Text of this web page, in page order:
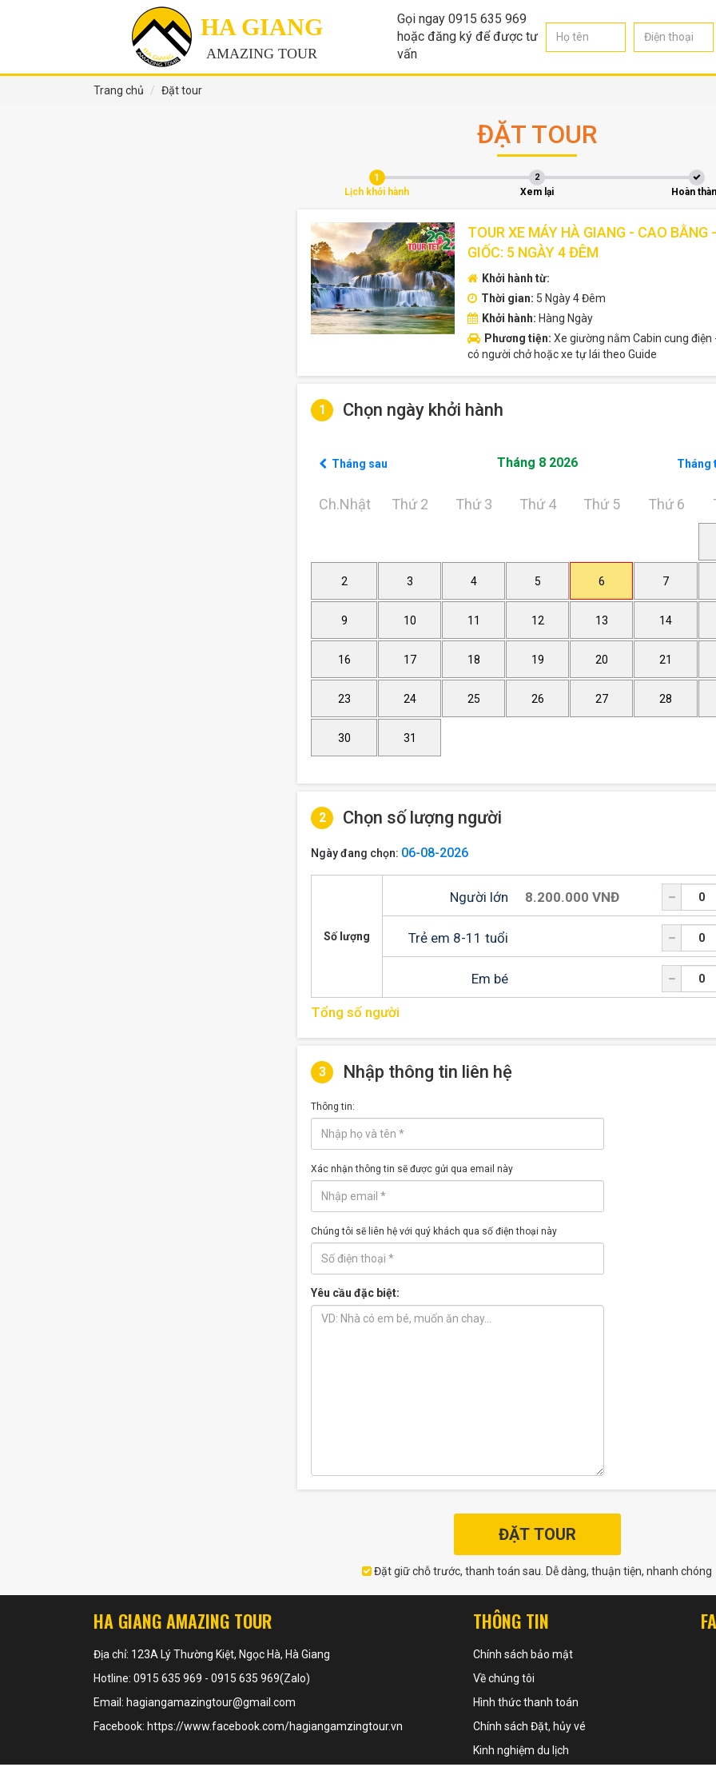
HA GIANG
AMAZING TOUR
Gọi ngay 0915 635 969
hoặc đăng ký để được tư
vấn
Trang chủ Đặt tour
ĐẶT TOUR
1
Lịch khởi hành
2
Xem lại Hoàn
TOUR XE MÁY HÀ GIANG - CAO BẰNG
GIỐC: 5 NGÀY 4 ĐÊM
Khởi hành từ:
Thời gian: 5 Ngày 4 Đêm
Khởi hành: Hàng Ngày
Phương tiện: Xe giường nằm Cabin cung điện
có người chở hoặc xe tự lái theo Guide
1 Chọn ngày khởi hành
Tháng 8 2026
Tháng sau
Ch.Nhật Thứ 2 Thứ 3 Thứ 4 Thứ 5 Thứ 6
2 3 4 5 6 7
9 10 11 12 13 14
16 17 18 19 20 21
23 24 25 26 27 28
30 31
2 Chọn số lượng người
Ngày đang chọn: 06-08-2026
Số lượng
Người lớn 8.200.000 VNĐ
Trẻ em 8-11 tuổi
Em bé
Tổng số người
3 Nhập thông tin liên hệ
Thông tin:
Xác nhận thông tin sẽ được gửi qua email này
Chúng tôi sẽ liên hệ với quý khách qua số điện thoại này
Yêu cầu đặc biệt:
ĐẶT TOUR
Đặt giữ chỗ trước, thanh toán sau. Dễ dàng, thuận tiện, nhanh chóng
HA GIANG AMAZING TOUR
Địa chỉ: 123A Lý Thường Kiệt, Ngọc Hà, Hà Giang
Hotline: 0915 635 969 - 0915 635 969(Zalo)
Email: hagiangamazingtour@gmail.com
Facebook: https://www.facebook.com/hagiangamzingtour.vn
THÔNG TIN
Chính sách bảo mật
Về chúng tôi
Hình thức thanh toán
Chính sách Đặt, hủy vé
Kinh nghiệm du lịch